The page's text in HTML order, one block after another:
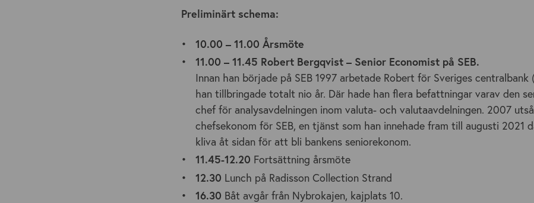
Preliminärt schema:
10.00 – 11.00 Årsmöte
11.00 – 11.45 Robert Bergqvist – Senior Economist på SEB.
Innan han började på SEB 1997 arbetade Robert för Sveriges centralbank
han tillbringade totalt nio år. Där hade han flera befattningar varav den
chef för analysavdelningen inom valuta- och valutaavdelningen. 2007
chefsekonom för SEB, en tjänst som han innehade fram till augusti 2021
kliva åt sidan för att bli bankens seniorekonom.
11.45-12.20 Fortsättning årsmöte
12.30 Lunch på Radisson Collection Strand
16.30 Båt avgår från Nybrokajen, kajplats 10.